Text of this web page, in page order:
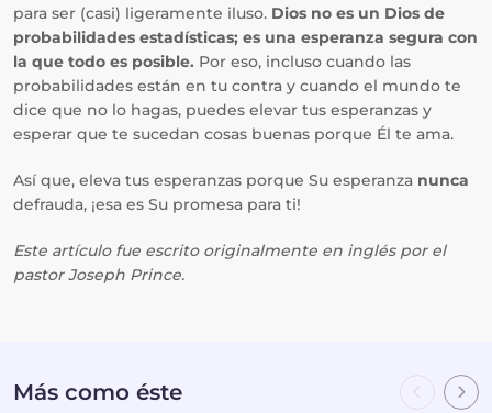
para ser (casi) ligeramente iluso. Dios no es un Dios de
probabilidades estadísticas; es una esperanza segura con
la que todo es posible. Por eso, incluso cuando las
probabilidades están en tu contra y cuando el mundo te
dice que no lo hagas, puedes elevar tus esperanzas y
esperar que te sucedan cosas buenas porque Él te ama.
Así que, eleva tus esperanzas porque Su esperanza nunca
defrauda, ¡esa es Su promesa para ti!
Este artículo fue escrito originalmente en inglés por el
pastor Joseph Prince.
Más como éste